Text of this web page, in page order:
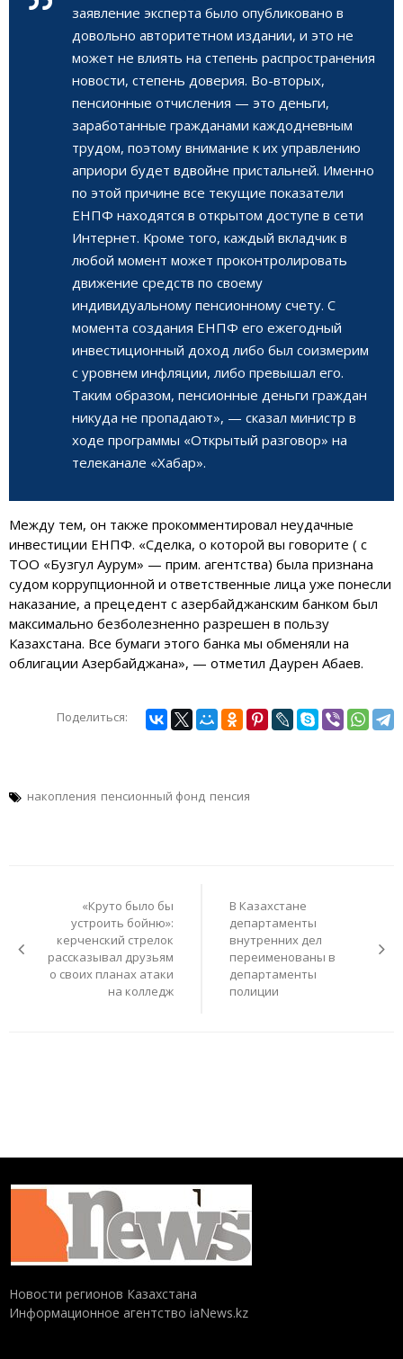
заявление эксперта было опубликовано в
довольно авторитетном издании, и это не
может не влиять на степень распространения
новости, степень доверия. Во-вторых,
пенсионные отчисления — это деньги,
заработанные гражданами каждодневным
трудом, поэтому внимание к их управлению
априори будет вдвойне пристальней. Именно
по этой причине все текущие показатели
ЕНПФ находятся в открытом доступе в сети
Интернет. Кроме того, каждый вкладчик в
любой момент может проконтролировать
движение средств по своему
индивидуальному пенсионному счету. С
момента создания ЕНПФ его ежегодный
инвестиционный доход либо был соизмерим
с уровнем инфляции, либо превышал его.
Таким образом, пенсионные деньги граждан
никуда не пропадают», — сказал министр в
ходе программы «Открытый разговор» на
телеканале «Хабар».
Между тем, он также прокомментировал неудачные
инвестиции ЕНПФ. «Сделка, о которой вы говорите ( с
ТОО «Бузгул Аурум» — прим. агентства) была признана
судом коррупционной и ответственные лица уже понесли
наказание, а прецедент с азербайджанским банком был
максимально безболезненно разрешен в пользу
Казахстана. Все бумаги этого банка мы обменяли на
облигации Азербайджана», — отметил Даурен Абаев.
Поделиться:
накопления пенсионный фонд пенсия
«Круто было бы
устроить бойню»:
керченский стрелок
рассказывал друзьям
о своих планах атаки
на колледж
В Казахстане
департаменты
внутренних дел
переименованы в
департаменты
полиции
Новости регионов Казахстана
Информационное агентство iaNews.kz